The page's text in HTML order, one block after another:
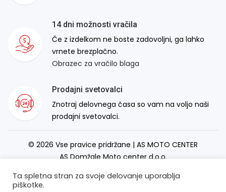
14 dni možnosti vračila
Če z izdelkom ne boste zadovoljni, ga lahko
vrnete brezplačno.
Obrazec za vračilo blaga
Prodajni svetovalci
Znotraj delovnega časa so vam na voljo naši
prodajni svetovalci.
© 2026 Vse pravice pridržane | AS MOTO CENTER
AS Domžale Moto center d.o.o.
Ta spletna stran za svoje delovanje uporablja
piškotke.